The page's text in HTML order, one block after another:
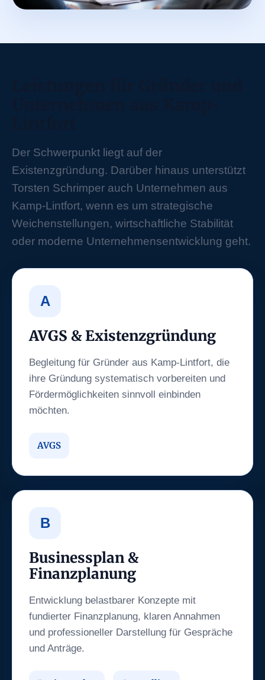
Der Schwerpunkt liegt auf der
Existenzgründung. Darüber hinaus unterstützt
Torsten Schrimper auch Unternehmen aus
Kamp-Lintfort, wenn es um strategische
Weichenstellungen, wirtschaftliche Stabilität
oder moderne Unternehmensentwicklung geht.
A
AVGS & Existenzgründung
Begleitung für Gründer aus Kamp-Lintfort, die
ihre Gründung systematisch vorbereiten und
Fördermöglichkeiten sinnvoll einbinden
möchten.
AVGS
B
Businessplan &
Finanzplanung
Entwicklung belastbarer Konzepte mit
fundierter Finanzplanung, klaren Annahmen
und professioneller Darstellung für Gespräche
und Anträge.